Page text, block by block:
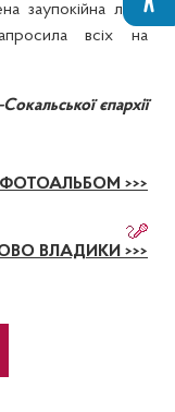
заупокійна літія,
всіх на
єпархії
ФОТОАЛЬБОМ >>>
ВЛАДИКИ >>>